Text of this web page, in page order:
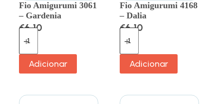
Fio Amigurumi 3061
– Gardenia
€6.10
Adicionar
Fio Amigurumi 4168
– Dalia
€6.10
Adicionar